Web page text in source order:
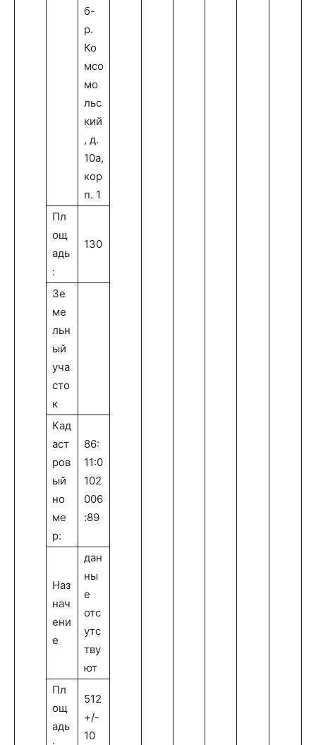
б-
р.
Ко
мсо
мо
льс
кий
, д.
10а,
кор
п. 1
Пл
ощ
адь
:
130
Зе
ме
льн
ый
уча
сто
к
Кад
аст
ров
ый
но
ме
р:
86:
11:0
102
006
:89
Наз
нач
ени
е
дан
ны
е
отс
утс
тву
ют
Пл
ощ
адь
512
+/-
10